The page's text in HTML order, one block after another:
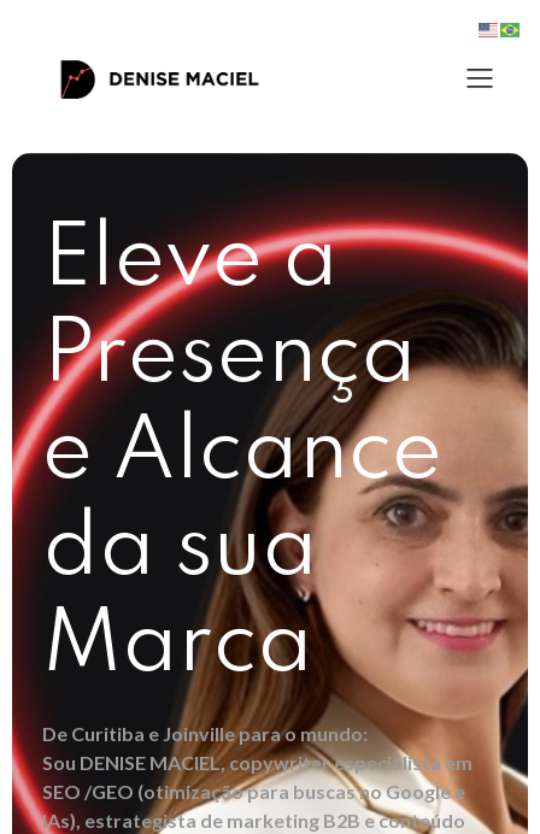
Eleve a
Presença
e Alcance
da sua
Marca
De Curitiba e Joinville para o mundo:
Sou DENISE MACIEL, copywriter especialista em
SEO /GEO (otimização para buscas no Google e
IAs), estrategista de marketing B2B e conteúdo